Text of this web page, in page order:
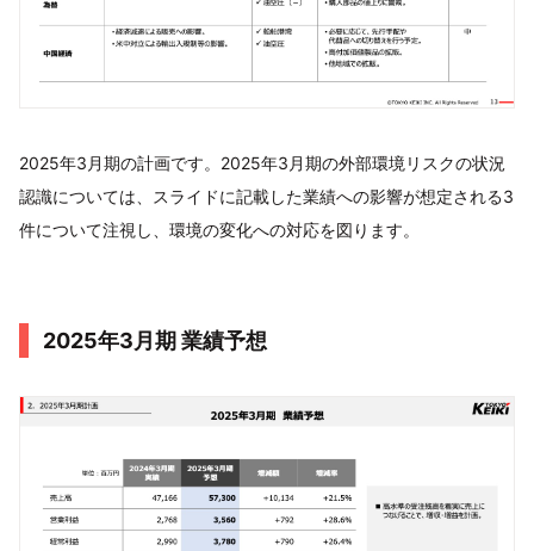
2025年3月期の計画です。2025年3月期の外部環境リスクの状況
認識については、スライドに記載した業績への影響が想定される3
件について注視し、環境の変化への対応を図ります。
2025年3月期 業績予想